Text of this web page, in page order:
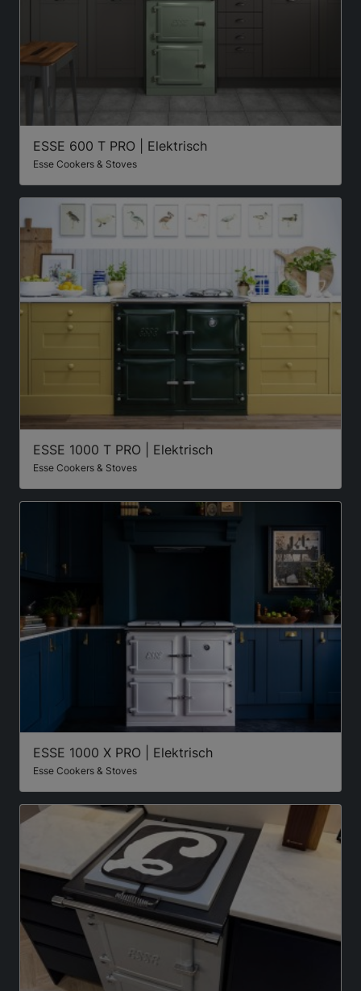
ESSE 600 T PRO | Elektrisch
Esse Cookers & Stoves
ESSE 1000 T PRO | Elektrisch
Esse Cookers & Stoves
ESSE 1000 X PRO | Elektrisch
Esse Cookers & Stoves